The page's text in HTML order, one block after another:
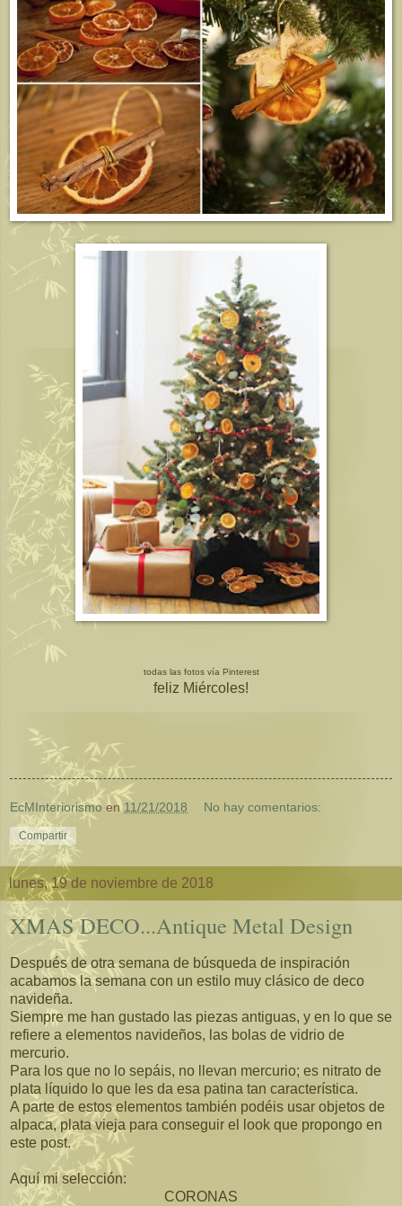
todas las fotos vía Pinterest
feliz Miércoles!
EcMInteriorismo en 11/21/2018 No hay comentarios:
Compartir
lunes, 19 de noviembre de 2018
XMAS DECO...Antique Metal Design
Después de otra semana de búsqueda de inspiración
acabamos la semana con un estilo muy clásico de deco
navideña.
Siempre me han gustado las piezas antiguas, y en lo que se
refiere a elementos navideños, las bolas de vidrio de
mercurio.
Para los que no lo sepáis, no llevan mercurio; es nitrato de
plata líquido lo que les da esa patina tan característica.
A parte de estos elementos también podéis usar objetos de
alpaca, plata vieja para conseguir el look que propongo en
este post.
Aquí mi selección:
CORONAS